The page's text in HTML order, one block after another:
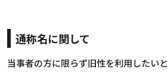
通称名に関して
当事者の方に限らず旧性を利用したい